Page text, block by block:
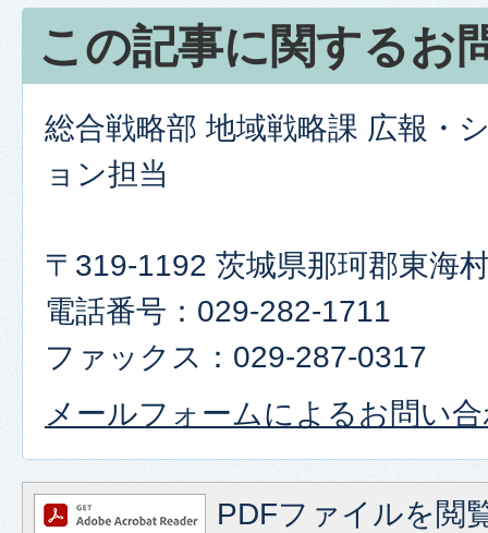
この記事に関するお
総合戦略部 地域戦略課 広報・
ョン担当
〒319-1192 茨城県那珂郡東海
電話番号：029-282-1711
ファックス：029-287-0317
メールフォームによるお問い
PDFファイルを閲